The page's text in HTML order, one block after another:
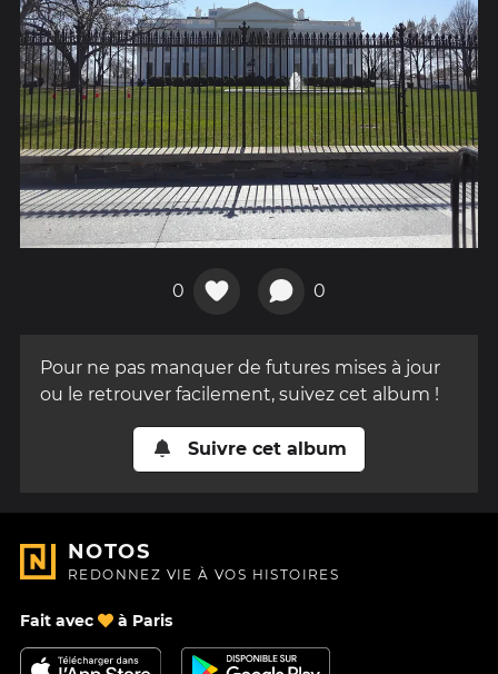
0 0
Pour ne pas manquer de futures mises à jour
ou le retrouver facilement, suivez cet album !
Suivre cet album
NOTOS
REDONNEZ VIE À VOS HISTOIRES
Fait avec à Paris